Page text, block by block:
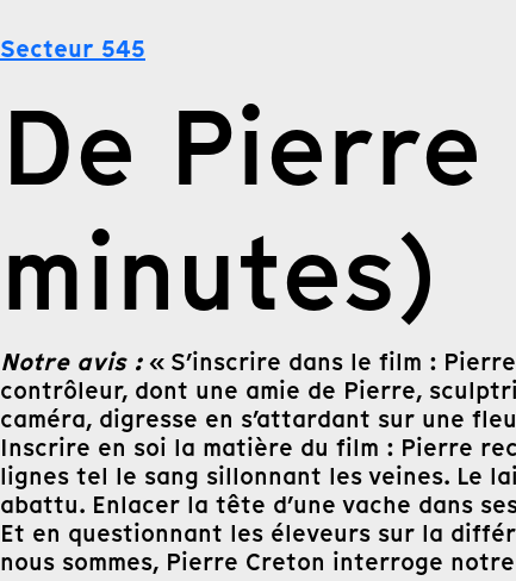
Secteur 545
De
minutes)
Notre avis : « S’inscrire dans le film :
contrôleur, dont une amie de Pierre,
caméra, digresse en s’attardant sur une
Inscrire en soi la matière du film : Pierre
lignes tel le sang sillonnant les veines. Le
abattu. Enlacer la tête d’une vache dans
Et en questionnant les éleveurs sur la
nous sommes, Pierre Creton interroge